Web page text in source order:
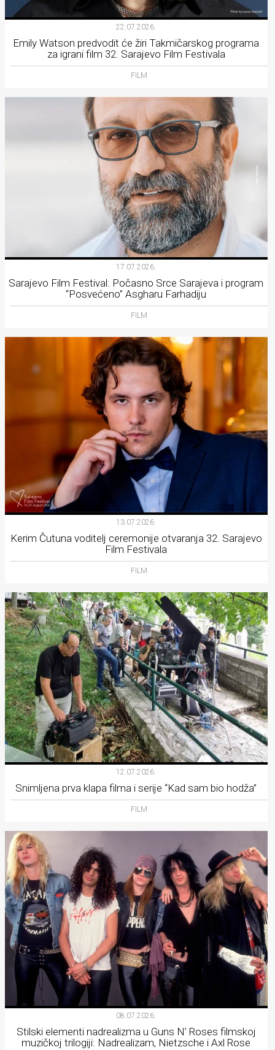
22.07.2026.
Emily Watson predvodit će žiri Takmičarskog programa
za igrani film 32. Sarajevo Film Festivala
FILM
17.07.2026.
Sarajevo Film Festival: Počasno Srce Sarajeva i program
“Posvećeno” Asgharu Farhadiju
FILM
13.07.2026.
Kerim Čutuna voditelj ceremonije otvaranja 32. Sarajevo
Film Festivala
FILM
12.07.2026.
Snimljena prva klapa filma i serije “Kad sam bio hodža”
FILM
08.07.2026.
Stilski elementi nadrealizma u Guns N’ Roses filmskoj
muzičkoj trilogiji: Nadrealizam, Nietzsche i Axl Rose